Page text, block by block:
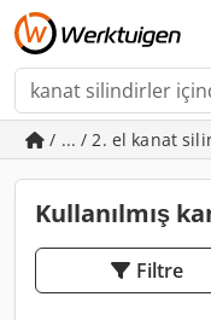
/ ... / 2. el kanat
Kullanılmış
Filtre